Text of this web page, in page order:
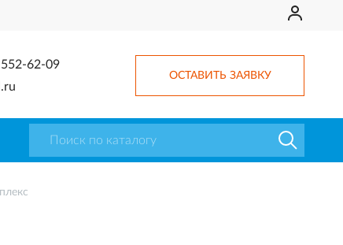
552-62-09
ОСТАВИТЬ ЗАЯВКУ